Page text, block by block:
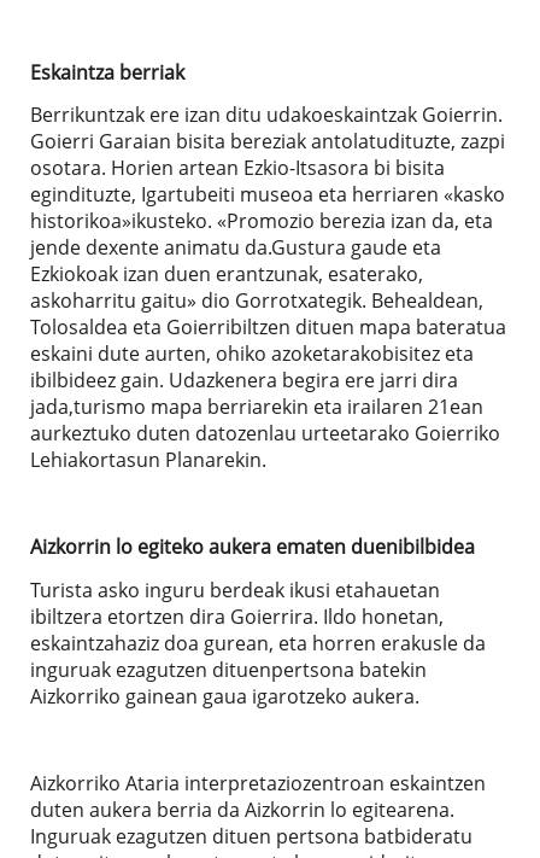
Eskaintza berriak
Berrikuntzak ere izan ditu udakoeskaintzak Goierrin.
Goierri Garaian bisita bereziak antolatudituzte, zazpi
osotara. Horien artean Ezkio-Itsasora bi bisita
egindituzte, Igartubeiti museoa eta herriaren «kasko
historikoa»ikusteko. «Promozio berezia izan da, eta
jende dexente animatu da.Gustura gaude eta
Ezkiokoak izan duen erantzunak, esaterako,
askoharritu gaitu» dio Gorrotxategik. Behealdean,
Tolosaldea eta Goierribiltzen dituen mapa bateratua
eskaini dute aurten, ohiko azoketarakobisitez eta
ibilbideez gain. Udazkenera begira ere jarri dira
jada,turismo mapa berriarekin eta irailaren 21ean
aurkeztuko duten datozenlau urteetarako Goierriko
Lehiakortasun Planarekin.
Aizkorrin lo egiteko aukera ematen duenibilbidea
Turista asko inguru berdeak ikusi etahauetan
ibiltzera etortzen dira Goierrira. Ildo honetan,
eskaintzahaziz doa gurean, eta horren erakusle da
inguruak ezagutzen dituenpertsona batekin
Aizkorriko gainean gaua igarotzeko aukera.
Aizkorriko Ataria interpretaziozentroan eskaintzen
duten aukera berria da Aizkorrin lo egitearena.
Inguruak ezagutzen dituen pertsona batbideratu